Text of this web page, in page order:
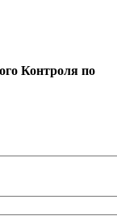
Контроля по